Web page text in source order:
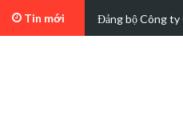
Tin mới Các trường hợp